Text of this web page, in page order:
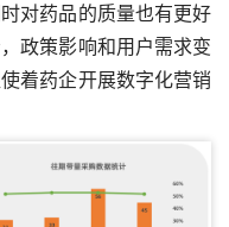
对药品的质量也有更好
政策影响和用户需求变
着药企开展数字化营销